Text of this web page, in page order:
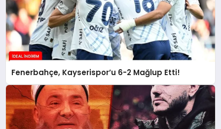
Fenerbahçe, Kayserispor’u 6-2 Mağlup Etti!